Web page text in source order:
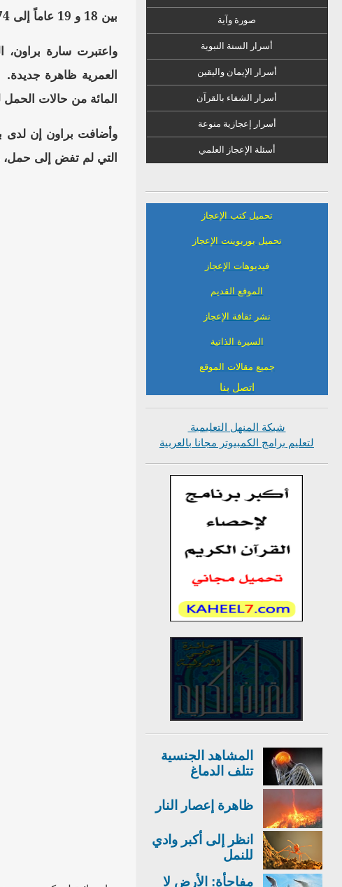
بين 18 و 19 عاماً إلى 74 من بين كل ألف فتاة تقريباً.
واعتبرت سارة براون،
العمرية ظاهرة جديدة.
المائة من حالات
وأضافت براون إن لدى
التي لم تفض إلى حمل،
صورة وآية
أسرار السنة النبوية
أسرار الإيمان واليقين
أسرار الشفاء بالقرآن
أسرار إعجازية منوعة
أسئلة الإعجاز العلمي
تحميل كتب الإعجاز
تحميل بوربوينت الإعجاز
فيديوهات الإعجاز
الموقع القديم
نشر ثقافة الإعجاز
السيرة الذاتية
جميع مقالات الموقع
اتصل بنا
شبكة المنهل التعليمية
لتعليم برامج الكمبيوتر مجانا بالعربية
المشاهد الجنسية
تتلف الدماغ
ظاهرة إعصار النار
انظر إلى أكبر وادي
للنمل
مفاجأة: الأرض لا